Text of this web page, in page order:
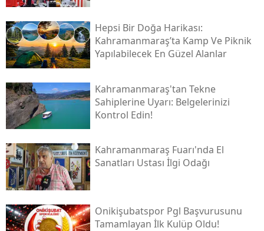
Hepsi Bir Doğa Harikası:
Kahramanmaraş’ta Kamp Ve Piknik
Yapılabilecek En Güzel Alanlar
Kahramanmaraş'tan Tekne
Sahiplerine Uyarı: Belgelerinizi
Kontrol Edin!
Kahramanmaraş Fuarı'nda El
Sanatları Ustası İlgi Odağı
Onikişubatspor Pgl Başvurusunu
Tamamlayan İlk Kulüp Oldu!